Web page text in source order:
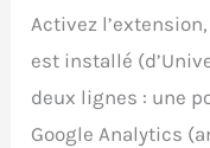
Activez
est installé
deux lignes : une
Google Analytics